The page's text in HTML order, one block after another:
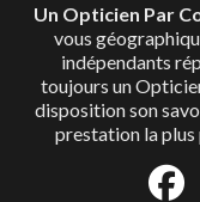
Un Opticien Par
vous
indépendants
toujours un
disposition son
prestation la plus